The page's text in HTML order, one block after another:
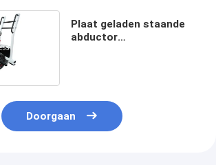
Plaat geladen staande
abductor
Doorgaan